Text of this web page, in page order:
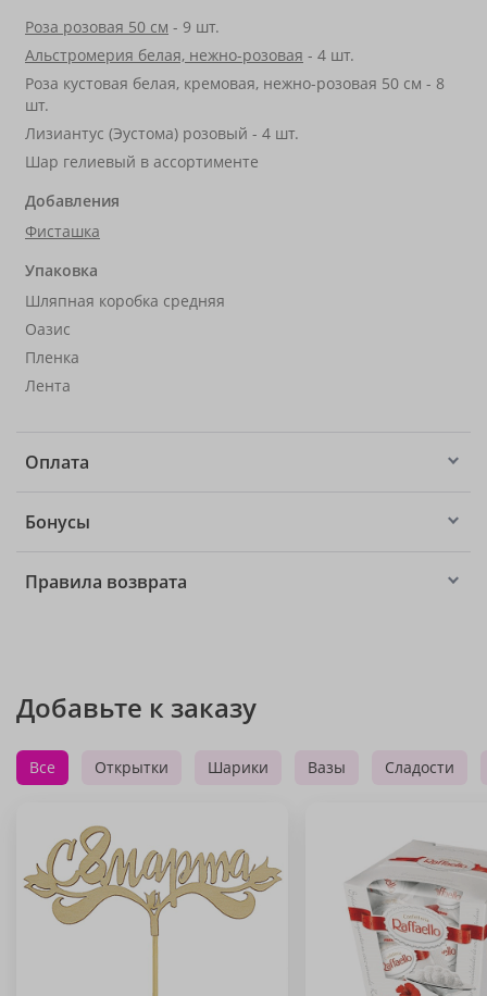
Роза розовая 50 см - 9 шт.
Альстромерия белая, нежно-розовая - 4 шт.
Роза кустовая белая, кремовая, нежно-розовая 50 см - 8
шт.
Лизиантус (Эустома) розовый - 4 шт.
Шар гелиевый в ассортименте
Добавления
Фисташка
Упаковка
Шляпная коробка средняя
Оазис
Пленка
Лента
Оплата
Бонусы
Правила возврата
Добавьте к заказу
Все Открытки Шарики Вазы Сладости